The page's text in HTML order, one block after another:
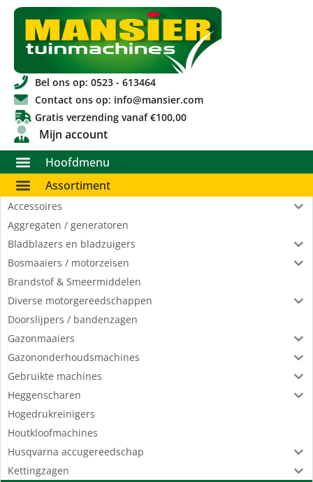
Bel ons op: 0523 - 613464
Contact ons op: info@mansier.com
Gratis verzending vanaf €100,00
Mijn account
Hoofdmenu
Assortiment
Accessoires
Aggregaten / generatoren
Bladblazers en bladzuigers
Bosmaaiers / motorzeisen
Brandstof & Smeermiddelen
Diverse motorgereedschappen
Doorslijpers / bandenzagen
Gazonmaaiers
Gazononderhoudsmachines
Gebruikte machines
Heggenscharen
Hogedrukreinigers
Houtkloofmachines
Husqvarna accugereedschap
Kettingzagen